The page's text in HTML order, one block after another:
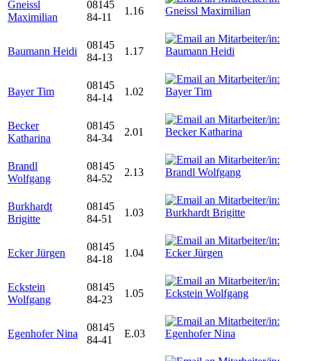
Gneissl
Maximilian
08145
84-11
1.16
Baumann Heidi
08145
84-13
1.17
Bayer Tim
08145
84-14
1.02
Becker
Katharina
08145
84-34
2.01
Brandl
Wolfgang
08145
84-52
2.13
Burkhardt
Brigitte
08145
84-51
1.03
Ecker Jürgen
08145
84-18
1.04
Eckstein
Wolfgang
08145
84-23
1.05
Egenhofer Nina
08145
84-41
E.03